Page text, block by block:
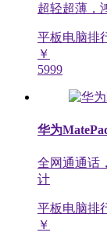
超轻超薄，
平板电脑排
￥
5999
华为
全网通通话
计
平板电脑排
￥